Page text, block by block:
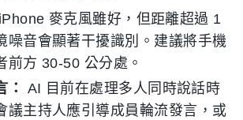
iPhone 麥克風雖好，但距離超過 1
噪音會顯著干擾識別。建議將手機
前方 30-50 公分處。
：
AI 目前在處理多人同時說話時
議主持人應引導成員輪流發言，或